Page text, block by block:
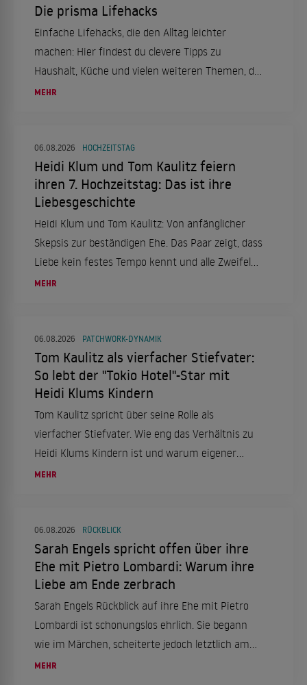
Die prisma Lifehacks
Einfache Lifehacks, die den Alltag leichter
machen: Hier findest du clevere Tipps zu
Haushalt, Küche und vielen weiteren Themen, die
Zeit und Nerven sparen.
MEHR
06.08.2026 HOCHZEITSTAG
Heidi Klum und Tom Kaulitz feiern
ihren 7. Hochzeitstag: Das ist ihre
Liebesgeschichte
Heidi Klum und Tom Kaulitz: Von anfänglicher
Skepsis zur beständigen Ehe. Das Paar zeigt, dass
Liebe kein festes Tempo kennt und alle Zweifel
überdauern kann.
MEHR
06.08.2026 PATCHWORK-DYNAMIK
Tom Kaulitz als vierfacher Stiefvater:
So lebt der "Tokio Hotel"-Star mit
Heidi Klums Kindern
Tom Kaulitz spricht über seine Rolle als
vierfacher Stiefvater. Wie eng das Verhältnis zu
Heidi Klums Kindern ist und warum eigener
Nachwuchs kein Thema ist.
MEHR
06.08.2026 RÜCKBLICK
Sarah Engels spricht offen über ihre
Ehe mit Pietro Lombardi: Warum ihre
Liebe am Ende zerbrach
Sarah Engels Rückblick auf ihre Ehe mit Pietro
Lombardi ist schonungslos ehrlich. Sie begann
wie im Märchen, scheiterte jedoch letztlich am
enormen Druck.
MEHR